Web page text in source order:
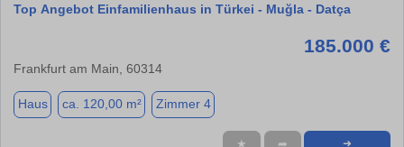
Top Angebot Einfamilienhaus in Türkei - Muğla - Datça
185.000 €
Frankfurt am Main, 60314
Haus ca. 120,00 m² Zimmer 4
★ ➦ ➜